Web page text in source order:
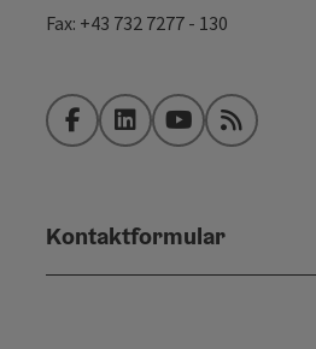
Fax: +43 732 7277 - 130
FacebookLinkedInYouTubeRSS-Feed
Kontaktformular